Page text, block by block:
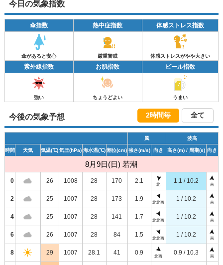
今日の気象指数
傘指数 熱中症指数 体感ストレス指数
傘があると安心 厳重警戒 体感ストレスがやや大きい
紫外線指数 お肌指数 ビール指数
強い ちょうどよい うまい
今後の気象予想 2時間毎 全て
風 波高
時間 天気 気温(℃) 気圧(hPa) 海水温(℃) 潮位(cm) 強さ(m/s) 向き 高さ(m)/ 周期(s) 向き
8月9日(日) 若潮
0 26 1008 28 170 2.1
北
1.1 / 10.2
南
2 25 1007 28 173 1.9
北北西
1 / 10.2
南
4 25 1007 28 141 1.7
北北西
1 / 10.2
南
6 26 1007 28 84 1.5
北北西
1 / 10.2
南
8 29 1007 28.1 41 0.9
北西
0.9 / 10.3
南